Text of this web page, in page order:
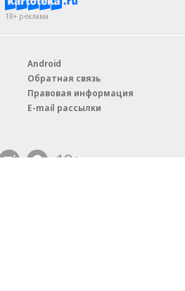
18+ реклама
Android
Обратная связь
Правовая информация
E-mail рассылки
18+